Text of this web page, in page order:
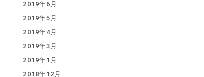
2019年6月
2019年5月
2019年4月
2019年3月
2019年1月
2018年12月